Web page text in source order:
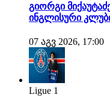
გიორგი
ინგლისური
07 აგვ 2026, 17:00
Ligue 1